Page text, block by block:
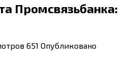
Промсвязьбанка:
651 Опубликовано